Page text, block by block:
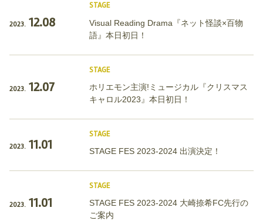
2023. 12.08
STAGE
Visual Reading Drama『ネット怪談×百物
語』本日初日！
2023. 12.07
STAGE
ホリエモン主演!ミュージカル『クリスマス
キャロル2023』本日初日！
2023. 11.01
STAGE
STAGE FES 2023-2024 出演決定！
2023. 11.01
STAGE
STAGE FES 2023-2024 大崎捺希FC先行の
ご案内